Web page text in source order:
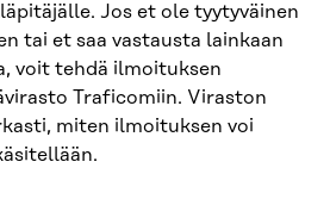
Jos et ole tyytyväinen
tai et saa vastausta lainkaan
voit tehdä ilmoituksen
Traficomiin. Viraston
miten ilmoituksen voi